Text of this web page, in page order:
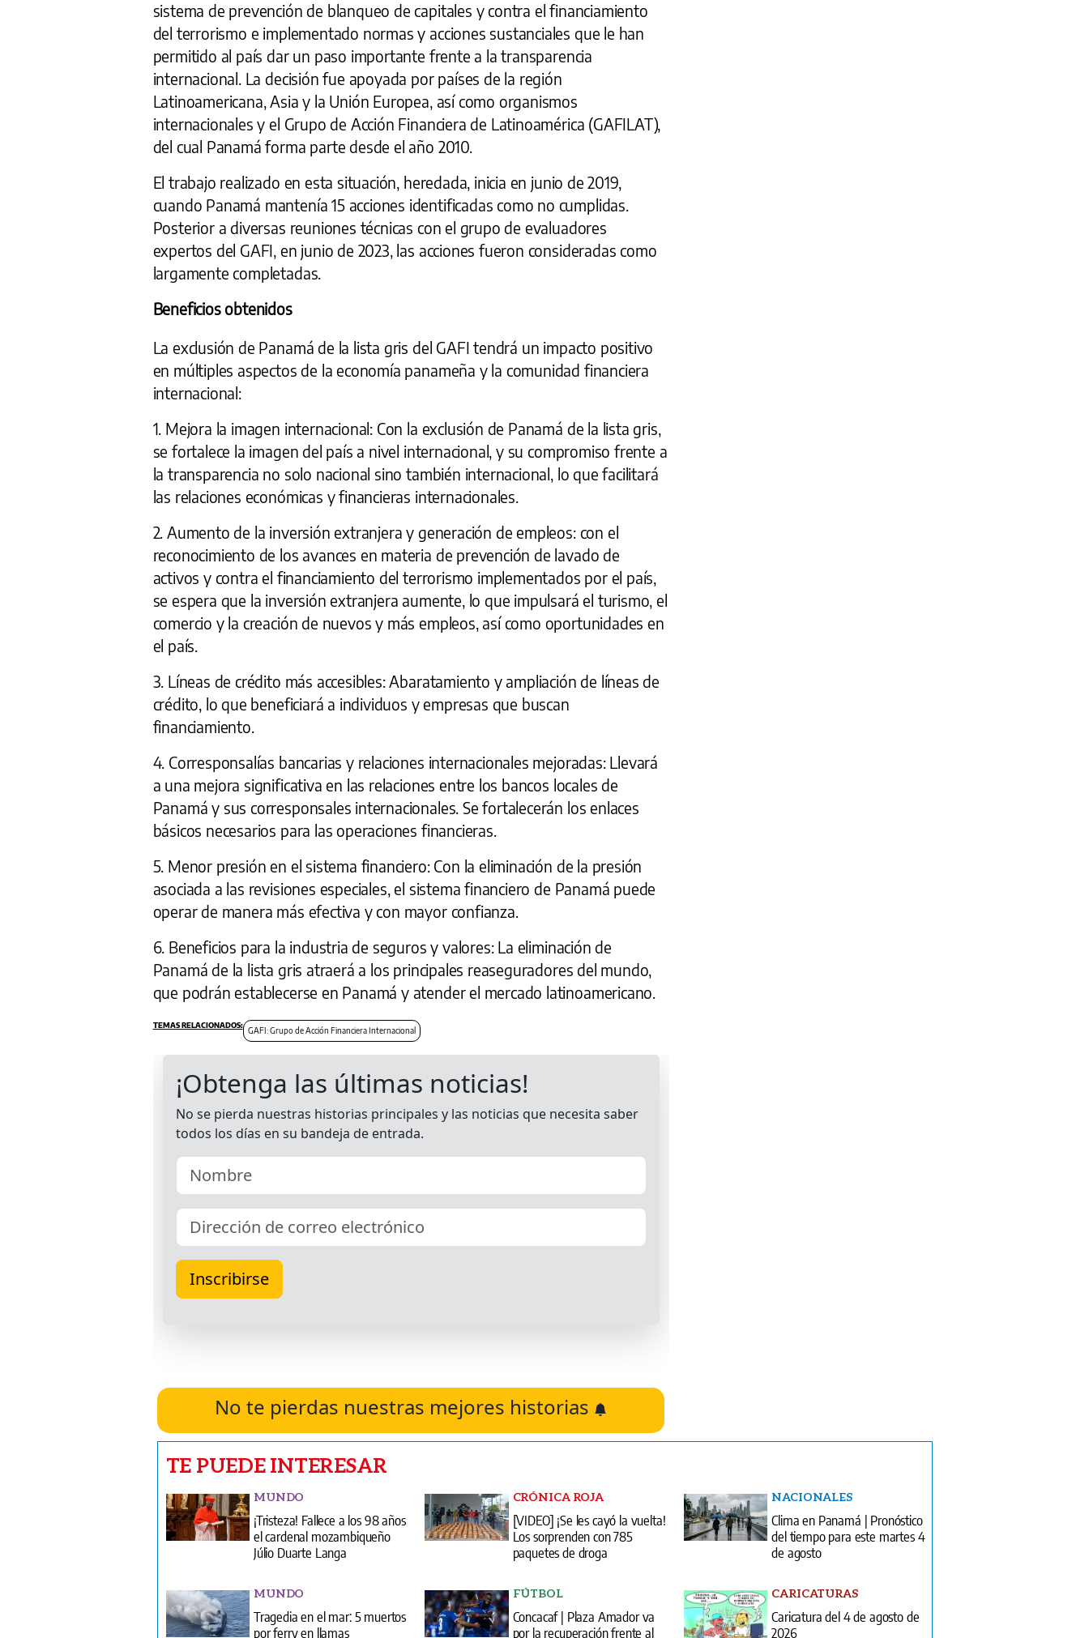
sistema de prevención de blanqueo de capitales y contra el financiamiento
del terrorismo e implementado normas y acciones sustanciales que le han
permitido al país dar un paso importante frente a la transparencia
internacional. La decisión fue apoyada por países de la región
Latinoamericana, Asia y la Unión Europea, así como organismos
internacionales y el Grupo de Acción Financiera de Latinoamérica (GAFILAT),
del cual Panamá forma parte desde el año 2010.
El trabajo realizado en esta situación, heredada, inicia en junio de 2019,
cuando Panamá mantenía 15 acciones identificadas como no cumplidas.
Posterior a diversas reuniones técnicas con el grupo de evaluadores
expertos del GAFI, en junio de 2023, las acciones fueron consideradas como
largamente completadas.
Beneficios obtenidos
La exclusión de Panamá de la lista gris del GAFI tendrá un impacto positivo
en múltiples aspectos de la economía panameña y la comunidad financiera
internacional:
1. Mejora la imagen internacional: Con la exclusión de Panamá de la lista gris,
se fortalece la imagen del país a nivel internacional, y su compromiso frente a
la transparencia no solo nacional sino también internacional, lo que facilitará
las relaciones económicas y financieras internacionales.
2. Aumento de la inversión extranjera y generación de empleos: con el
reconocimiento de los avances en materia de prevención de lavado de
activos y contra el financiamiento del terrorismo implementados por el país,
se espera que la inversión extranjera aumente, lo que impulsará el turismo, el
comercio y la creación de nuevos y más empleos, así como oportunidades en
el país.
3. Líneas de crédito más accesibles: Abaratamiento y ampliación de líneas de
crédito, lo que beneficiará a individuos y empresas que buscan
financiamiento.
4. Corresponsalías bancarias y relaciones internacionales mejoradas: Llevará
a una mejora significativa en las relaciones entre los bancos locales de
Panamá y sus corresponsales internacionales. Se fortalecerán los enlaces
básicos necesarios para las operaciones financieras.
5. Menor presión en el sistema financiero: Con la eliminación de la presión
asociada a las revisiones especiales, el sistema financiero de Panamá puede
operar de manera más efectiva y con mayor confianza.
6. Beneficios para la industria de seguros y valores: La eliminación de
Panamá de la lista gris atraerá a los principales reaseguradores del mundo,
que podrán establecerse en Panamá y atender el mercado latinoamericano.
GAFI: Grupo de Acción Financiera Internacional
No te pierdas nuestras mejores historias
TE PUEDE INTERESAR
MUNDO
¡Tristeza! Fallece a los 98 años
el cardenal mozambiqueño
Júlio Duarte Langa
CRÓNICA ROJA
[VIDEO] ¡Se les cayó la vuelta!
Los sorprenden con 785
paquetes de droga
NACIONALES
Clima en Panamá | Pronóstico
del tiempo para este martes 4
de agosto
MUNDO
Tragedia en el mar: 5 muertos
por ferry en llamas
FÚTBOL
Concacaf | Plaza Amador va
por la recuperación frente al
CARICATURAS
Caricatura del 4 de agosto de
2026